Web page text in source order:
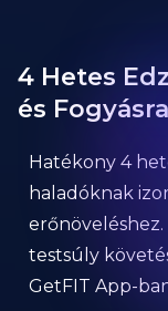
4 Hetes
és
Hatékony 4
haladóknak
testsúly
GetFIT App-